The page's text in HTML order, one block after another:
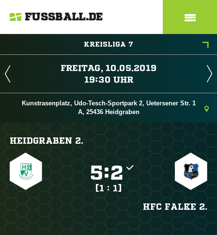
FUSSBALL.DE
KREISLIGA 7
 
 
Kunstrasenplatz, Udo-Tesch-Sportpark 2, Uetersener Str. 1
A, 25436 Heidgraben
HEIDGRABEN 2.
:
[1 : 1]
HFC FALKE 2.